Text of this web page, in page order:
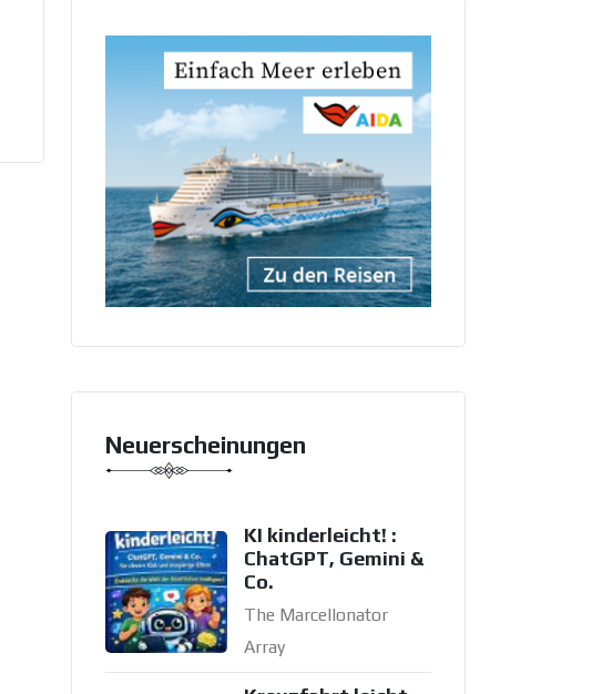
Neuerscheinungen
KI kinderleicht! :
ChatGPT, Gemini &
Co.
The Marcellonator
Array